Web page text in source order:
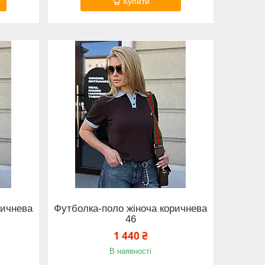
Футболка-поло жіноча коричнева
46
1 440 ₴
В наявності